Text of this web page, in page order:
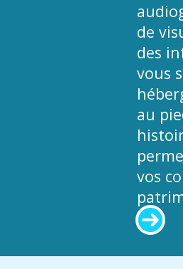
de
des
vous
au
vos